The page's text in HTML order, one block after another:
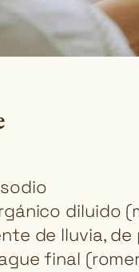
diluido
de lluvia,
final